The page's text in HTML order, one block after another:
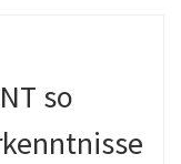
so